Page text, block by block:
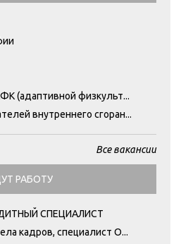
(адаптивной физкульт...
внутреннего сгоран...
Все вакансии
РАБОТУ
СПЕЦИАЛИСТ
кадров, специалист О...